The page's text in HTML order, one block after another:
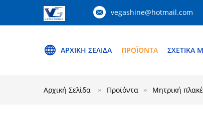
vegashine@hotmail.com
ΑΡΧΙΚΉ ΣΕΛΊΔΑ ΠΡΟΪΌΝΤΑ ΣΧΕΤΙΚΆ
Αρχική Σελίδα Προϊόντα Μητρική